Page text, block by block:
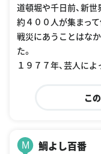
道頓堀や千日前、新世
約４００人が集まって
戦災にあうことはな
た。
１９７７年、芸人によ
こ
M 鯛よし百番